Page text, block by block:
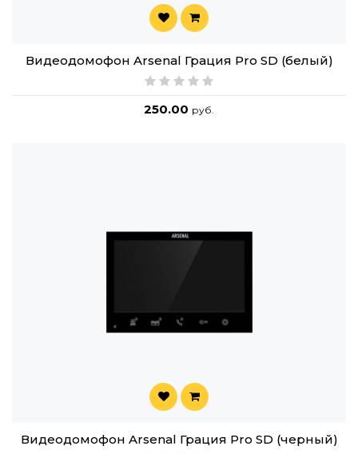
Видеодомофон Arsenal Грация Pro SD (белый)
250.00 руб.
Видеодомофон Arsenal Грация Pro SD (черный)